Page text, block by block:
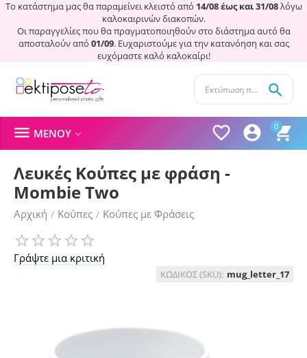
Το κατάστημα μας θα παραμείνει κλειστό από 14/08 έως και 31/08λόγω
καλοκαιρινών διακοπών.
Οι παραγγελίες που θα πραγματοποιηθούν στο διάστημα αυτό θα
αποσταλούν από 01/09. Ευχαριστούμε για την κατανόηση και σας
ευχόμαστε καλό καλοκαίρι!
0




 ΜΕΝΟΎ 
Λευκές Κούπες με φράση -
Mombie Two
Αρχική / Κούπες / Κούπες με Φράσεις
Γράψτε μια κριτική
ΚΩΔΙΚΟΣ (SKU): mug_letter_17